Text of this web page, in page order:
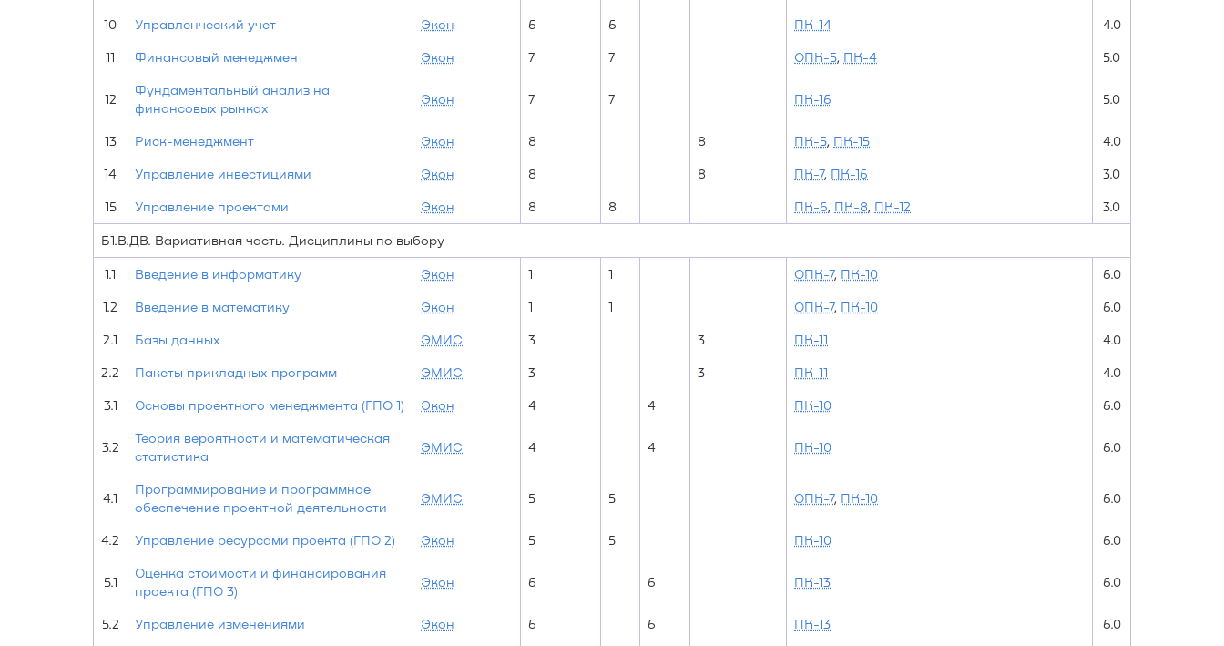
10 Управленческий учет Экон 6 6 ПК-14 4.0
11 Финансовый менеджмент Экон 7 7 ОПК-5, ПК-4 5.0
12
Фундаментальный анализ на
финансовых рынках
Экон 7 7 ПК-16 5.0
13 Риск-менеджмент Экон 8 8 ПК-5, ПК-15 4.0
14 Управление инвестициями Экон 8 8 ПК-7, ПК-16 3.0
15 Управление проектами Экон 8 8 ПК-6, ПК-8, ПК-12 3.0
Б1.В.ДВ. Вариативная часть. Дисциплины по выбору
1.1 Введение в информатику Экон 1 1 ОПК-7, ПК-10 6.0
1.2 Введение в математику Экон 1 1 ОПК-7, ПК-10 6.0
2.1 Базы данных ЭМИС 3 3 ПК-11 4.0
2.2 Пакеты прикладных программ ЭМИС 3 3 ПК-11 4.0
3.1 Основы проектного менеджмента (ГПО 1) Экон 4 4 ПК-10 6.0
3.2
Теория вероятности и математическая
статистика
ЭМИС 4 4 ПК-10 6.0
4.1
Программирование и программное
обеспечение проектной деятельности
ЭМИС 5 5 ОПК-7, ПК-10 6.0
4.2 Управление ресурсами проекта (ГПО 2) Экон 5 5 ПК-10 6.0
5.1
Оценка стоимости и финансирования
проекта (ГПО 3)
Экон 6 6 ПК-13 6.0
5.2 Управление изменениями Экон 6 6 ПК-13 6.0